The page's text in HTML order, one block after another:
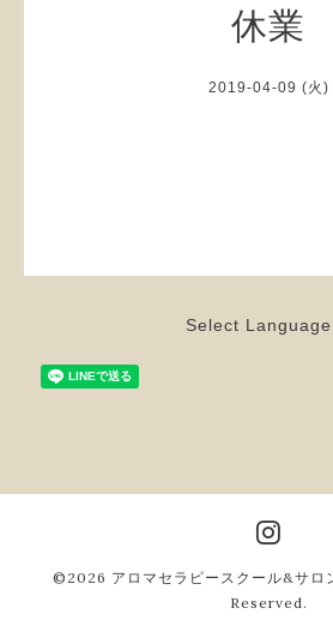
休業
2019-04-09 (火)
Select Language
©2026 アロマセラピースクール&サ
Reserved.